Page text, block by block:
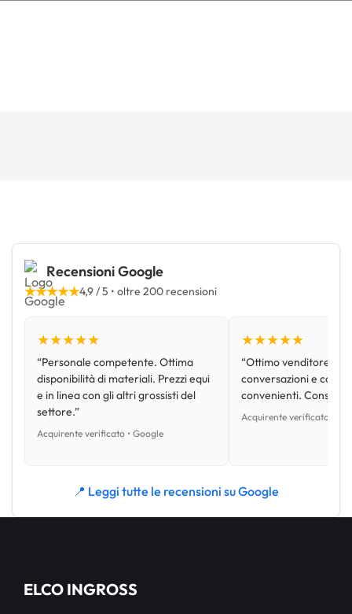
Recensioni Google
★★★★★4,9 / 5 • oltre 200 recensioni
★★★★★
“Personale competente. Ottima
disponibilità di materiali. Prezzi equi
e in linea con gli altri grossisti del
settore.”
Acquirente verificato • Google
★★★★★
“Ottimo venditore,
conversazioni e con
convenienti.
Acquirente verificato •
📍 Leggi tutte le recensioni su Google
ELCO INGROSS